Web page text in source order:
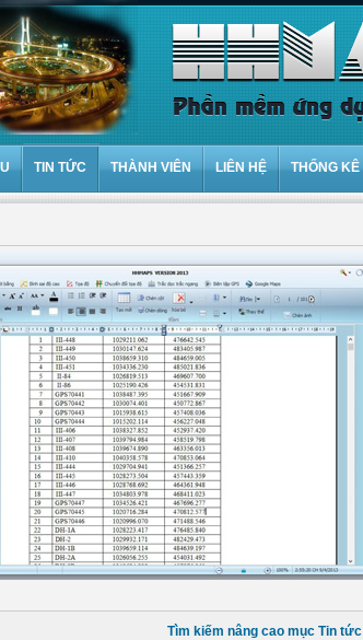
TIN TỨC THÀNH VIÊN LIÊN HỆ THỐNG KÊ
Tìm kiếm nâng cao mục Tin tức